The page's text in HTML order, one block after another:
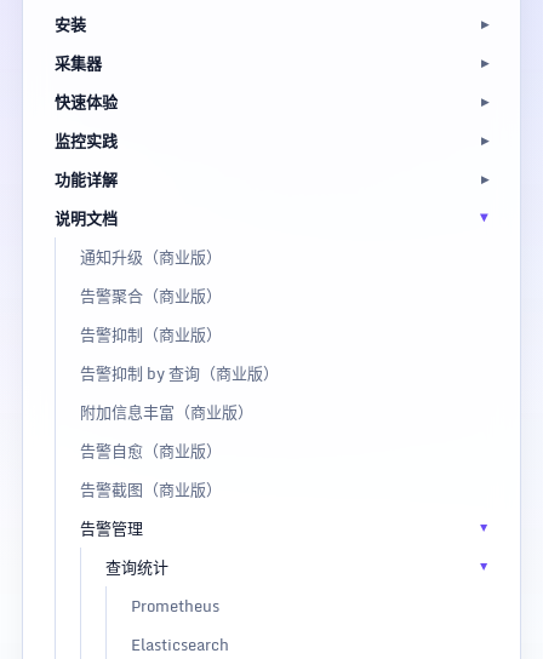
安装
采集器
快速体验
监控实践
功能详解
说明文档
通知升级（商业版）
告警聚合（商业版）
告警抑制（商业版）
告警抑制 by 查询（商业版）
附加信息丰富（商业版）
告警自愈（商业版）
告警截图（商业版）
告警管理
查询统计
Prometheus
Elasticsearch